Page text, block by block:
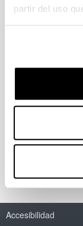
partir del uso
Grado en
Accesibilidad